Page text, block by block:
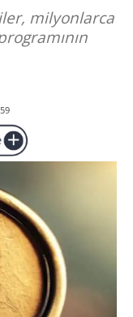
milyonlarca